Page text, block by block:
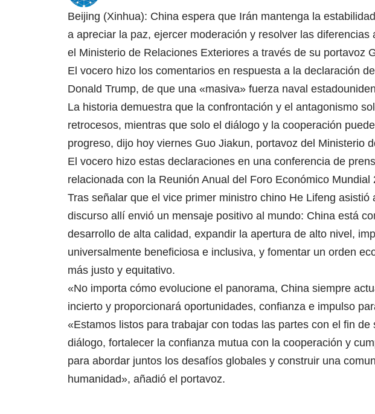
Beijing (Xinhua): China espera que Irán mantenga la
a apreciar la paz, ejercer moderación y resolver las
el Ministerio de Relaciones Exteriores a través de su portavoz
El vocero hizo los comentarios en respuesta a la declaración
Donald Trump, de que una «masiva» fuerza naval
La historia demuestra que la confrontación y el antagonismo
retrocesos, mientras que solo el diálogo y la cooperación
progreso, dijo hoy viernes Guo Jiakun, portavoz del Ministerio
El vocero hizo estas declaraciones en una conferencia de
relacionada con la Reunión Anual del Foro Económico Mundial
Tras señalar que el vice primer ministro chino He Lifeng asistió
discurso allí envió un mensaje positivo al mundo: China está
desarrollo de alta calidad, expandir la apertura de alto nivel,
universalmente beneficiosa e inclusiva, y fomentar un orden
más justo y equitativo.
«No importa cómo evolucione el panorama, China siempre
incierto y proporcionará oportunidades, confianza e impulso
«Estamos listos para trabajar con todas las partes con el fin
diálogo, fortalecer la confianza mutua con la cooperación y
para abordar juntos los desafíos globales y construir una
humanidad», añadió el portavoz.